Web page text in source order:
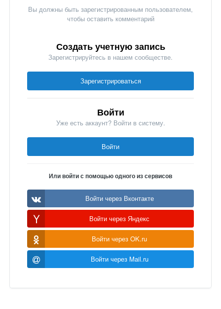
Вы должны быть зарегистрированным пользователем,
чтобы оставить комментарий
Создать учетную запись
Зарегистрируйтесь в нашем сообществе.
Зарегистрироваться
Войти
Уже есть аккаунт? Войти в систему.
Войти
Или войти с помощью одного из сервисов
Войти через Вконтакте
Войти через Яндекс
Войти через OK.ru
Войти через Mail.ru